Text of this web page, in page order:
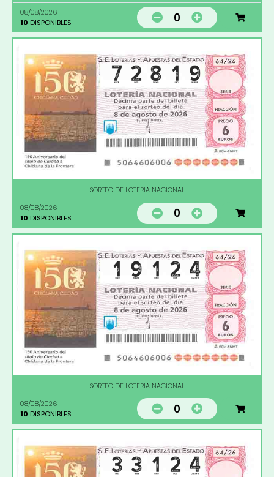
08/08/2026
10 DISPONIBLES 0
SORTEO DE LOTERIA NACIONAL
08/08/2026
10 DISPONIBLES 0
SORTEO DE LOTERIA NACIONAL
08/08/2026
10 DISPONIBLES 0